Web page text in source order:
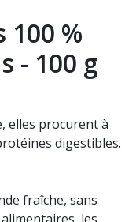
100 %
- 100 g
elles procurent à
digestibles.
fraîche, sans